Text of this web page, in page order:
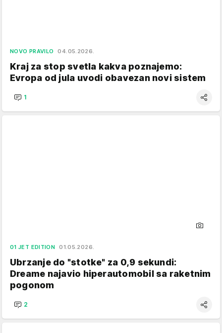
NOVO PRAVILO 04.05.2026.
Kraj za stop svetla kakva poznajemo:
Evropa od jula uvodi obavezan novi sistem
1
01 JET EDITION 01.05.2026.
Ubrzanje do "stotke" za 0,9 sekundi:
Dreame najavio hiperautomobil sa raketnim
pogonom
2